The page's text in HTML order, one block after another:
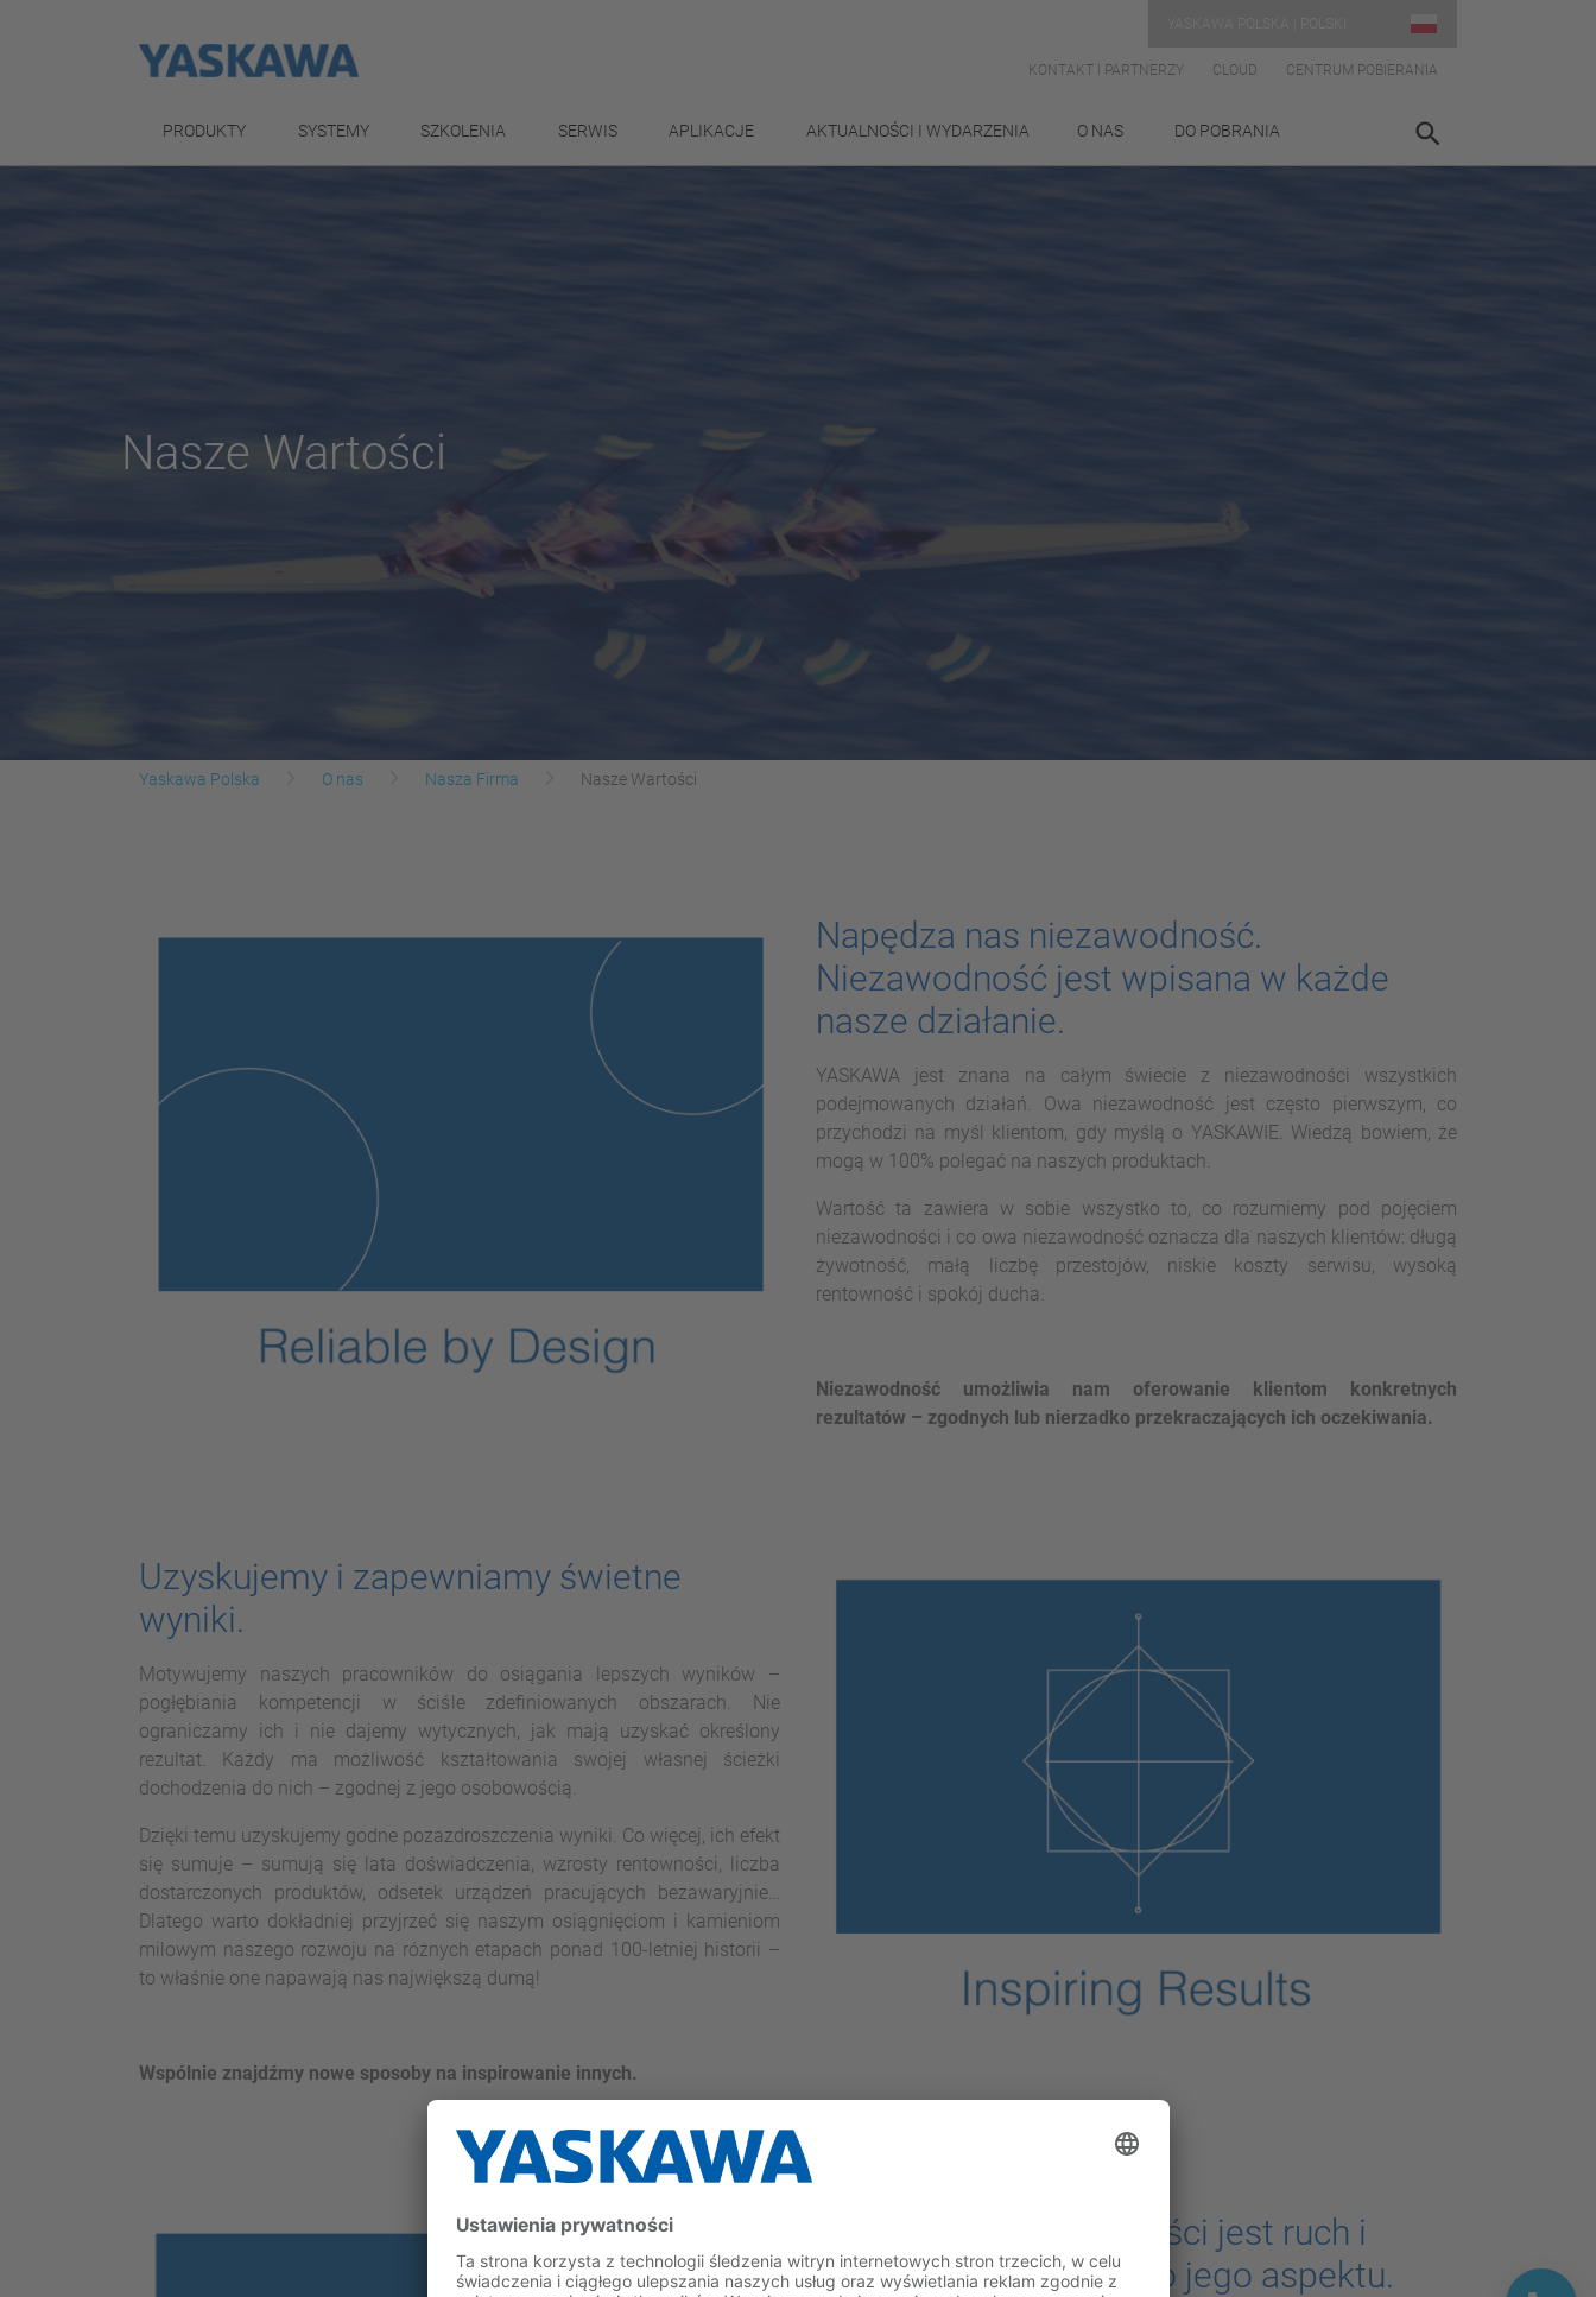
KONTAKT I PARTNERZY CLOUD CENTRUM POBIERANIA
PRODUKTY SYSTEMY SZKOLENIA SERWIS APLIKACJE AKTUALNOŚCI I WYDARZENIA O NAS DO POBRANIA
Nasze Wartości
Yaskawa Polska O nas Nasza Firma Nasze Wartości
Napędza nas niezawodność.
Niezawodność jest wpisana w każde
nasze działanie.
YASKAWA jest znana na całym świecie z niezawodności wszystkich
podejmowanych działań. Owa niezawodność jest często pierwszym, co
przychodzi na myśl klientom, gdy myślą o YASKAWIE. Wiedzą bowiem, że
mogą w 100% polegać na naszych produktach.
Wartość ta zawiera w sobie wszystko to, co rozumiemy pod pojęciem
niezawodności i co owa niezawodność oznacza dla naszych klientów: długą
żywotność, małą liczbę przestojów, niskie koszty serwisu, wysoką
rentowność i spokój ducha.
Niezawodność umożliwia nam oferowanie klientom konkretnych
rezultatów – zgodnych lub nierzadko przekraczających ich oczekiwania.
Uzyskujemy i zapewniamy świetne
wyniki.
Motywujemy naszych pracowników do osiągania lepszych wyników –
pogłębiania kompetencji w ściśle zdefiniowanych obszarach. Nie
ograniczamy ich i nie dajemy wytycznych, jak mają uzyskać określony
rezultat. Każdy ma możliwość kształtowania swojej własnej ścieżki
dochodzenia do nich – zgodnej z jego osobowością.
Dzięki temu uzyskujemy godne pozazdroszczenia wyniki. Co więcej, ich efekt
się sumuje – sumują się lata doświadczenia, wzrosty rentowności, liczba
dostarczonych produktów, odsetek urządzeń pracujących bezawaryjnie…
Dlatego warto dokładniej przyjrzeć się naszym osiągnięciom i kamieniom
milowym naszego rozwoju na różnych etapach ponad 100-letniej historii –
to właśnie one napawają nas największą dumą!
Wspólnie znajdźmy nowe sposoby na inspirowanie innych.
Istotą naszej działalności jest ruch i
optymalizacja każdego jego aspektu.